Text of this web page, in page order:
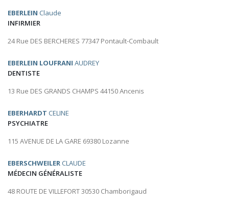
EBERLEIN Claude
INFIRMIER
24 Rue DES BERCHERES 77347 Pontault-Combault
EBERLEIN LOUFRANI AUDREY
DENTISTE
13 Rue DES GRANDS CHAMPS 44150 Ancenis
EBERHARDT CELINE
PSYCHIATRE
115 AVENUE DE LA GARE 69380 Lozanne
EBERSCHWEILER CLAUDE
MÉDECIN GÉNÉRALISTE
48 ROUTE DE VILLEFORT 30530 Chamborigaud